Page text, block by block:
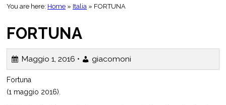
You are here: Home » Italia » FORTUNA
FORTUNA
Maggio 1, 2016 • giacomoni
Fortuna
(1 maggio 2016).